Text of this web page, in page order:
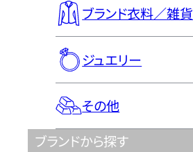
ブランド衣料／雑貨
ジュエリー
その他
ブランドから探す